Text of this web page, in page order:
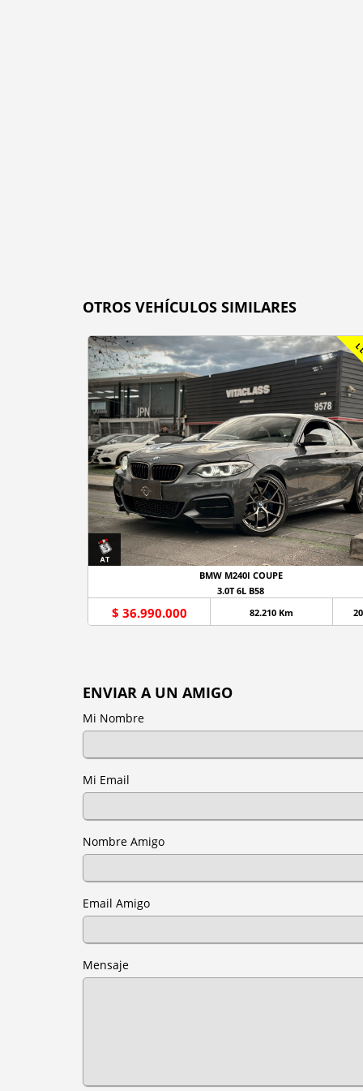
OTROS VEHÍCULOS SIMILARES
BMW M240I COUPE
3.0T 6L B58
$ 36.990.000 82.210 Km
ENVIAR A UN AMIGO
Mi Nombre
Mi Email
Nombre Amigo
Email Amigo
Mensaje